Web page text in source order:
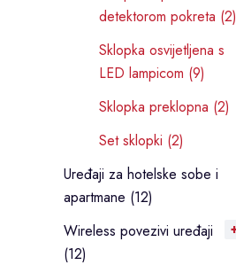
detektorom pokreta (2)
Sklopka osvijetljena s
LED lampicom (9)
Sklopka preklopna (2)
Set sklopki (2)
Uređaji za hotelske sobe i
apartmane (12)
Wireless povezivi uređaji
(12)